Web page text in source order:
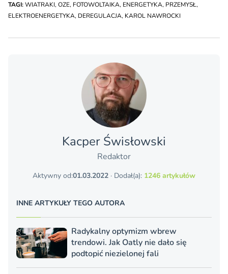
TAGI:WIATRAKI, OZE, FOTOWOLTAIKA, ENERGETYKA, PRZEMYSŁ,
ELEKTROENERGETYKA, DEREGULACJA, KAROL NAWROCKI
Kacper Świsło­wski
Redaktor
Aktywny od:01.03.2022 · Dodał(a): 1246 artykułów
INNE ARTYKUŁY TEGO AUTORA
Radykalny optymizm wbrew
trendowi. Jak Oatly nie dało się
podtopić niezielonej fali